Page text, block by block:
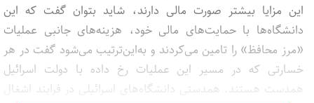
این مزایا بیشتر صورت مالی دارند، شاید بتوان گفت که این
دانشگاه‌ها با حمایت‌های مالی خود، هزینه‌های جانبی عملیات
«مرز محافظ» را تامین می‌کردند و به‌این‌ترتیب می‌شود گفت در هر
خسارتی که در مسیر این عملیات رخ داده با دولت اسرائیل
همدست هستند. همدستی دانشگاه‌های اسرائیلی در فرایند اشغال